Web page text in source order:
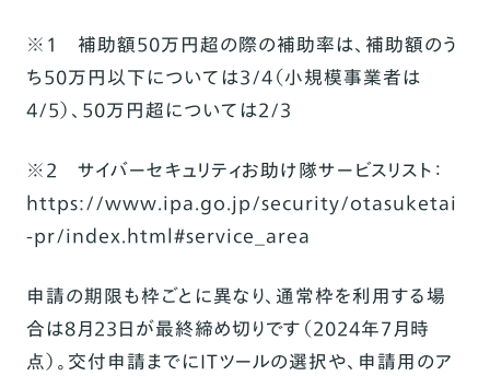
※1 補助額50万円超の際の補助率は、補助額のう
ち50万円以下については3/4（小規模事業者は
4/5）、50万円超については2/3
※2 サイバーセキュリティお助け隊サービスリスト：
https://www.ipa.go.jp/security/otasuketai
-pr/index.html#service_area
申請の期限も枠ごとに異なり、通常枠を利用する場
合は8月23日が最終締め切りです（2024年7月時
点）。交付申請までにITツールの選択や、申請用のア